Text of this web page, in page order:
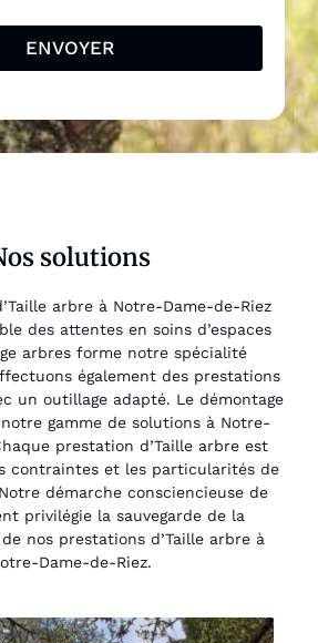
ENVOYER
solutions
arbre à Notre-Dame-de-Riez
des attentes en soins d’espaces
arbres forme notre spécialité
également des prestations
un outillage adapté. Le démontage
gamme de solutions à Notre-
prestation d’Taille arbre est
contraintes et les particularités de
démarche consciencieuse de
privilégie la sauvegarde de la
nos prestations d’Taille arbre à
Dame-de-Riez.